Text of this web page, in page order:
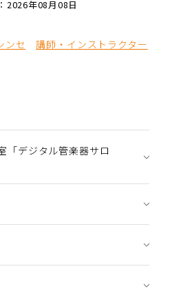
2026年08月08日
ンセ 講師・インストラクター
「デジタル管楽器サロ